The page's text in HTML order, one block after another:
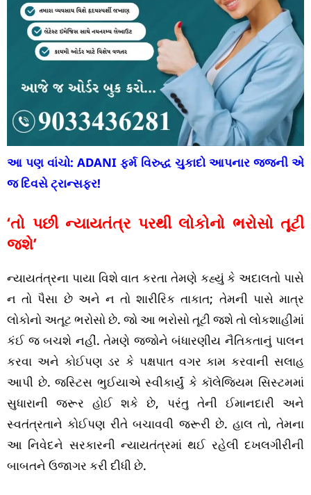
આ પણ વાંચો:ADANI ફર્મ વિરુદ્ધ ચુકાદો આપનાર જજની એ
જ દિવસે ટ્રાન્સફર!
‘તો પછી ન્યાયતંત્ર પરથી લોકોનો ભરોસો તૂટી
જશે’
ન્યાયતંત્રના પાયા વિશે વાત કરતા તેમણે કહ્યું કે અદાલતો પાસે
ન તો પૈસા છે અને ન તો શારીરિક તાકાત; તેમની પાસે માત્ર
લોકોનો અતૂટ ભરોસો છે. જો આ ભરોસો તૂટી જશે તો લોકશાહીમાં
કંઈ જ બચશે નહીં. તેમણે જજોને બંધારણીય નૈતિકતાનું પાલન
કરવા અને કોઈપણ ડર કે પક્ષપાત વગર કામ કરવાની સલાહ
આપી છે. જસ્ટિસ ભુઈયાએ સ્વીકાર્યું કે કૉલેજિયમ સિસ્ટમમાં
સુધારાની જરૂર હોઈ શકે છે, પરંતુ તેની ઈમાનદારી અને
સ્વતંત્રતાને કોઈપણ રીતે બચાવવી જરૂરી છે. હાલ તો, તેમના
આ નિવેદને સરકારની ન્યાયતંત્રમાં થઈ રહેલી દખલગીરીની
બાબતને ઉજાગર કરી દીધી છે.